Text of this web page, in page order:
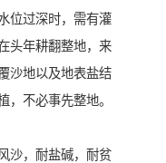
位过深时，需有灌
头年耕翻整地，来
沙地以及地表盐结
，不必事先整地。
沙，耐盐碱，耐贫